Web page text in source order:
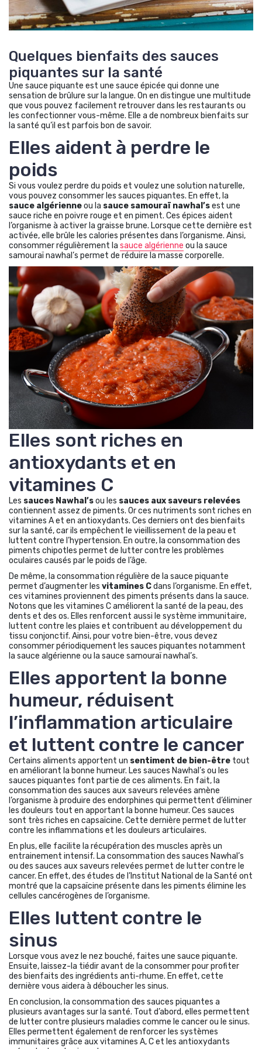
Quelques bienfaits des sauces
piquantes sur la santé
Une sauce piquante est une sauce épicée qui donne une
sensation de brûlure sur la langue. On en distingue une multitude
que vous pouvez facilement retrouver dans les restaurants ou
les confectionner vous-même. Elle a de nombreux bienfaits sur
la santé qu’il est parfois bon de savoir.
Elles aident à perdre le
poids
Si vous voulez perdre du poids et voulez une solution naturelle,
vous pouvez consommer les sauces piquantes. En effet, la
sauce algérienneou la sauce samouraï nawhal’sest une
sauce riche en poivre rouge et en piment. Ces épices aident
l’organisme à activer la graisse brune. Lorsque cette dernière est
activée, elle brûle les calories présentes dans l’organisme. Ainsi,
consommer régulièrement la sauce algérienne ou la sauce
samouraï nawhal’s permet de réduire la masse corporelle.
Elles sont riches en
antioxydants et en
vitamines C
Les sauces Nawhal’sou les sauces aux saveurs relevées
contiennent assez de piments. Or ces nutriments sont riches en
vitamines A et en antioxydants. Ces derniers ont des bienfaits
sur la santé, car ils empêchent le vieillissement de la peau et
luttent contre l’hypertension. En outre, la consommation des
piments chipotles permet de lutter contre les problèmes
oculaires causés par le poids de l’âge.
De même, la consommation régulière de la sauce piquante
permet d’augmenter les vitamines Cdans l’organisme. En effet,
ces vitamines proviennent des piments présents dans la sauce.
Notons que les vitamines C améliorent la santé de la peau, des
dents et des os. Elles renforcent aussi le système immunitaire,
luttent contre les plaies et contribuent au développement du
tissu conjonctif. Ainsi, pour votre bien-être, vous devez
consommer périodiquement les sauces piquantes notamment
la sauce algérienne ou la sauce samouraï nawhal’s.
Elles apportent la bonne
humeur, réduisent
l’inflammation articulaire
et luttent contre le cancer
Certains aliments apportent un sentiment de bien-être tout
en améliorant la bonne humeur. Les sauces Nawhal’s ou les
sauces piquantes font partie de ces aliments. En fait, la
consommation des sauces aux saveurs relevées amène
l’organisme à produire des endorphines qui permettent d’éliminer
les douleurs tout en apportant la bonne humeur. Ces sauces
sont très riches en capsaïcine. Cette dernière permet de lutter
contre les inflammations et les douleurs articulaires.
En plus, elle facilite la récupération des muscles après un
entrainement intensif. La consommation des sauces Nawhal’s
ou des sauces aux saveurs relevées permet de lutter contre le
cancer. En effet, des études de l’Institut National de la Santé ont
montré que la capsaïcine présente dans les piments élimine les
cellules cancérogènes de l’organisme.
Elles luttent contre le
sinus
Lorsque vous avez le nez bouché, faites une sauce piquante.
Ensuite, laissez-la tiédir avant de la consommer pour profiter
des bienfaits des ingrédients anti-rhume. En effet, cette
dernière vous aidera à déboucher les sinus.
En conclusion, la consommation des sauces piquantes a
plusieurs avantages sur la santé. Tout d’abord, elles permettent
de lutter contre plusieurs maladies comme le cancer ou le sinus.
Elles permettent également de renforcer les systèmes
immunitaires grâce aux vitamines A, C et les antioxydants